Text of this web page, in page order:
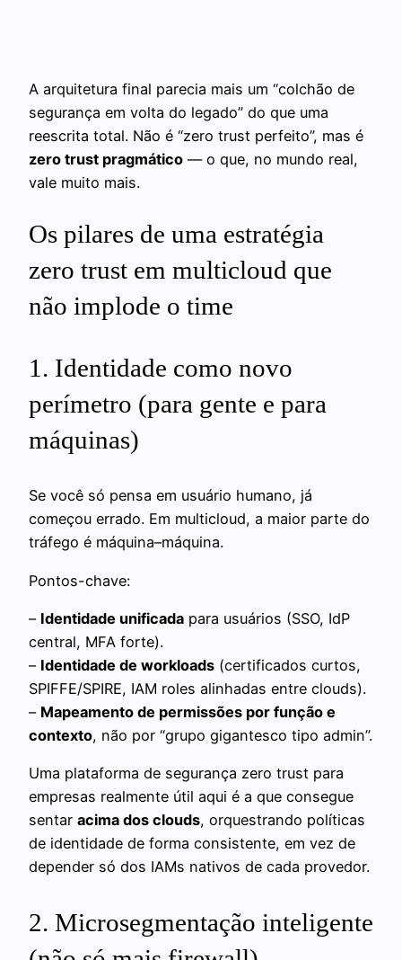
A arquitetura final parecia mais um “colchão de
segurança em volta do legado” do que uma
reescrita total. Não é “zero trust perfeito”, mas é
zero trust pragmático — o que, no mundo real,
vale muito mais.
Os pilares de uma estratégia
zero trust em multicloud que
não implode o time
1. Identidade como novo
perímetro (para gente e para
máquinas)
Se você só pensa em usuário humano, já
começou errado. Em multicloud, a maior parte do
tráfego é máquina–máquina.
Pontos-chave:
– Identidade unificada para usuários (SSO, IdP
central, MFA forte).
– Identidade de workloads (certificados curtos,
SPIFFE/SPIRE, IAM roles alinhadas entre clouds).
– Mapeamento de permissões por função e
contexto, não por “grupo gigantesco tipo admin”.
Uma plataforma de segurança zero trust para
empresas realmente útil aqui é a que consegue
sentar acima dos clouds, orquestrando políticas
de identidade de forma consistente, em vez de
depender só dos IAMs nativos de cada provedor.
2. Microsegmentação inteligente